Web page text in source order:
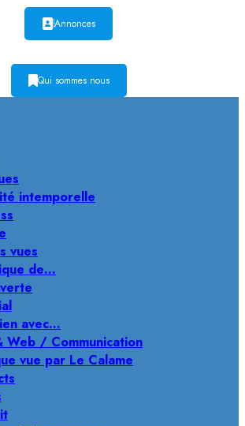
Annonces
Qui sommes nous
intemporelle
vues
de…
avec…
Web / Communication
vue par Le Calame